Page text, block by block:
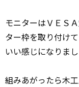
モニターはＶＥＳ
ター枠を取り付けて
いい感じになりま
組みあがったら木